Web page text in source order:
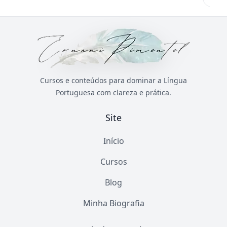
Cursos e conteúdos para dominar a Língua
Portuguesa com clareza e prática.
Site
Início
Cursos
Blog
Minha Biografia